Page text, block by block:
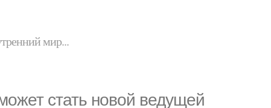
мир...
стать новой ведущей